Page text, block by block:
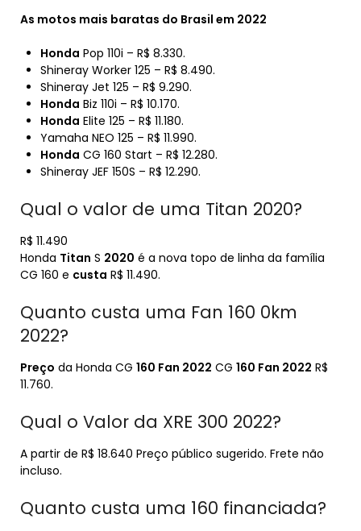
As motos mais baratas do Brasil em 2022
Honda Pop 110i – R$ 8.330.
Shineray Worker 125 – R$ 8.490.
Shineray Jet 125 – R$ 9.290.
Honda Biz 110i – R$ 10.170.
Honda Elite 125 – R$ 11.180.
Yamaha NEO 125 – R$ 11.990.
Honda CG 160 Start – R$ 12.280.
Shineray JEF 150S – R$ 12.290.
Qual o valor de uma Titan 2020?
R$ 11.490
Honda Titan S 2020 é a nova topo de linha da família
CG 160 e custa R$ 11.490.
Quanto custa uma Fan 160 0km
2022?
Preço da Honda CG 160 Fan 2022 CG 160 Fan 2022 R$
11.760.
Qual o Valor da XRE 300 2022?
A partir de R$ 18.640 Preço público sugerido. Frete não
incluso.
Quanto custa uma 160 financiada?